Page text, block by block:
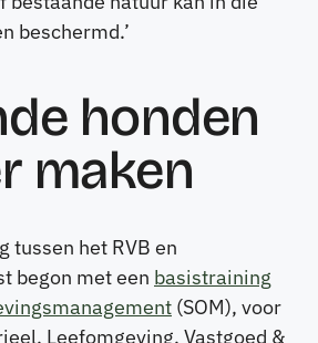
beschermd.’
honden
maken
tussen het RVB en
begon met een basistraining
(SOM), voor
Leefomgeving, Vastgoed &